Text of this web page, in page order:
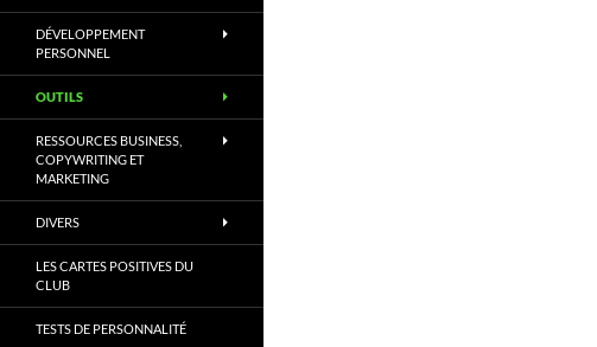
DÉVELOPPEMENT
PERSONNEL
OUTILS
RESSOURCES BUSINESS,
COPYWRITING ET
MARKETING
DIVERS
LES CARTES POSITIVES DU
CLUB
TESTS DE PERSONNALITÉ